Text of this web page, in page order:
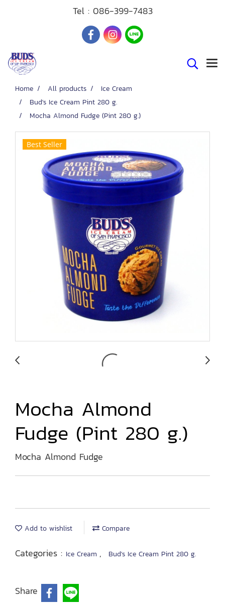
Tel : 086-399-7483
Home All products
Ice Cream
Bud's Ice Cream Pint 280 g.
Mocha Almond Fudge (Pint 280 g.)
Best Seller
Mocha Almond
Fudge (Pint 280 g.)
Mocha Almond Fudge
Add to wishlist Compare
Categories : Ice Cream , Bud's Ice Cream Pint 280 g.
Share